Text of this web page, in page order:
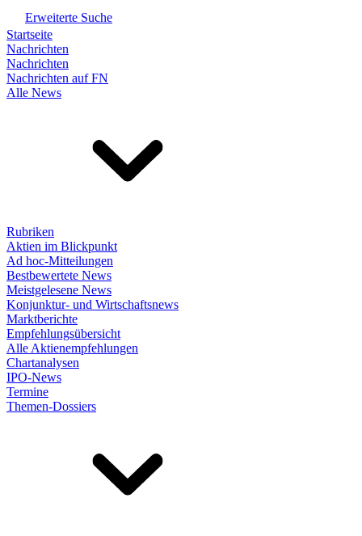
Erweiterte Suche
Startseite
Nachrichten
Nachrichten
Nachrichten auf FN
Alle News
Rubriken
Aktien im Blickpunkt
Ad hoc-Mitteilungen
Bestbewertete News
Meistgelesene News
Konjunktur- und Wirtschaftsnews
Marktberichte
Empfehlungsübersicht
Alle Aktienempfehlungen
Chartanalysen
IPO-News
Termine
Themen-Dossiers